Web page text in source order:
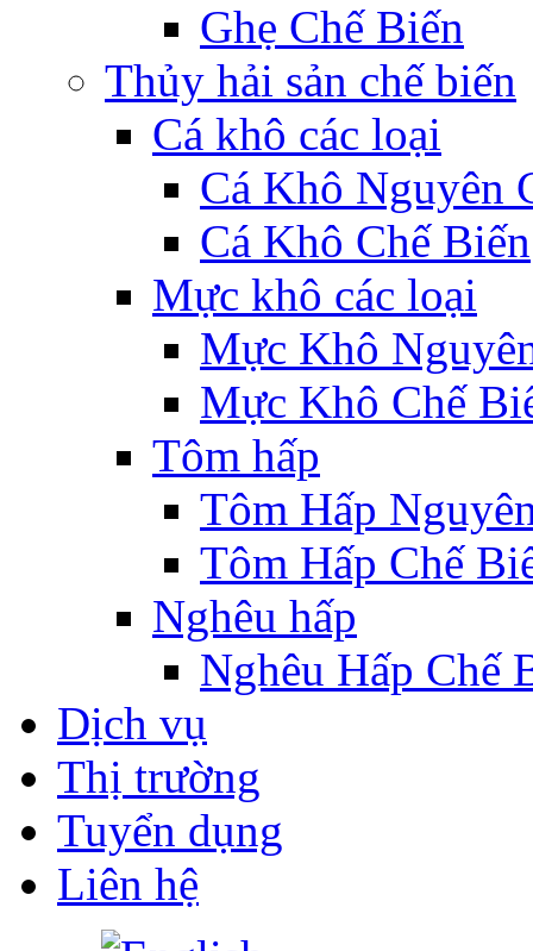
Ghẹ Chế Biến
Thủy hải sản chế biến
Cá khô các loại
Cá Khô Nguyên
Cá Khô Chế Biến
Mực khô các loại
Mực Khô
Mực Khô Chế
Tôm hấp
Tôm Hấp
Tôm Hấp Chế
Nghêu hấp
Nghêu Hấp Chế
Dịch vụ
Thị trường
Tuyển dụng
Liên hệ